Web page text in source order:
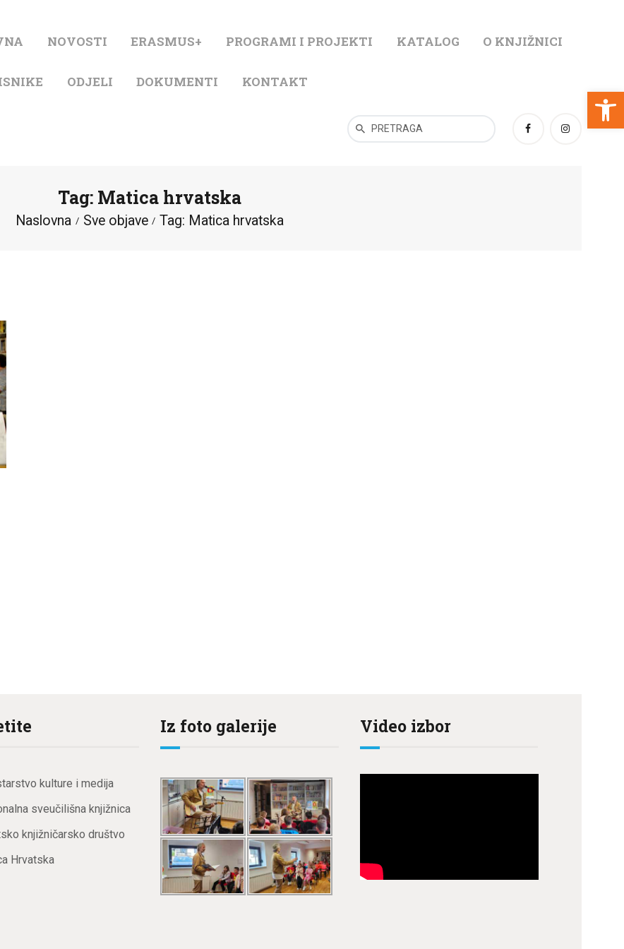
Open toolbar
NOVOSTI ERASMUS+ PROGRAMI I PROJEKTI KATALOG O KNJIŽNICI
ODJELI DOKUMENTI KONTAKT
Tag: Matica hrvatska
Naslovna Sve objave Tag: Matica hrvatska
KATALOG
kulture i medija
sveučilišna knjižnica
knjižničarsko društvo
Hrvatska
Iz foto galerije Video izbor